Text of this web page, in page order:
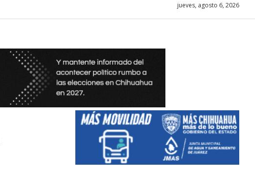
jueves, agosto 6, 2026